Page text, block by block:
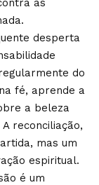
as
desperta
do
fé, aprende a
a beleza
reconciliação,
mas um
espiritual.
é um